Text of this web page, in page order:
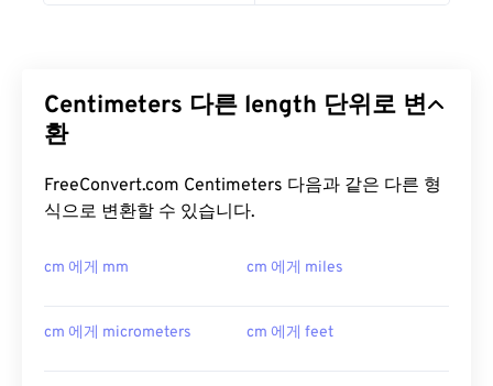
Centimeters 다른 length 단위로 변
환
FreeConvert.com Centimeters 다음과 같은 다른 형
식으로 변환할 수 있습니다.
cm 에게 mm cm 에게 miles
cm 에게 micrometers cm 에게 feet